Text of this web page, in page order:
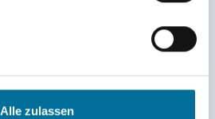
Alle zulassen